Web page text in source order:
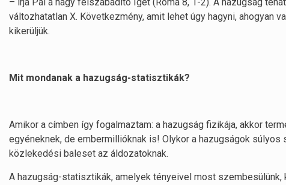
változhatatlan X. Következmény, amit lehet úgy hagyni, ahogyan
kikerüljük.
Mit mondanak a hazugság-statisztikák?
Amikor a címben így fogalmaztam: a hazugság fizikája, akkor
egyéneknek, de embermillióknak is! Olykor a hazugságok
közlekedési baleset az áldozatoknak.
A hazugság-statisztikák, amelyek tényeivel most